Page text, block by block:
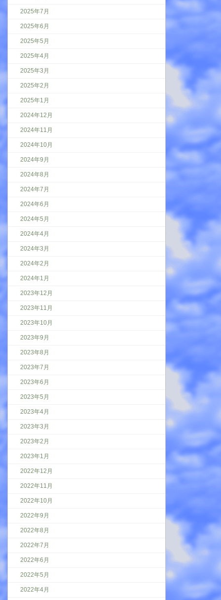
2025年7月
2025年6月
2025年5月
2025年4月
2025年3月
2025年2月
2025年1月
2024年12月
2024年11月
2024年10月
2024年9月
2024年8月
2024年7月
2024年6月
2024年5月
2024年4月
2024年3月
2024年2月
2024年1月
2023年12月
2023年11月
2023年10月
2023年9月
2023年8月
2023年7月
2023年6月
2023年5月
2023年4月
2023年3月
2023年2月
2023年1月
2022年12月
2022年11月
2022年10月
2022年9月
2022年8月
2022年7月
2022年6月
2022年5月
2022年4月